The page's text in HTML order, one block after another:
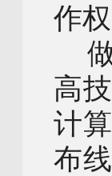
作
高
计
布